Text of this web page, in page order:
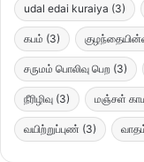
udal edai kuraiya (3)
கபம் (3)
சருமம் பொலிவு பெற (3)
நீரிழிவு (3) மஞ்சள்
வயிற்றுப்புண் (3)